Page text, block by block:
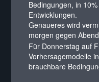
Bedingungen, in
Entwicklungen.
Genaueres wird
morgen gegen
Für Donnerstag auf
Vorhersagemodelle
brauchbare